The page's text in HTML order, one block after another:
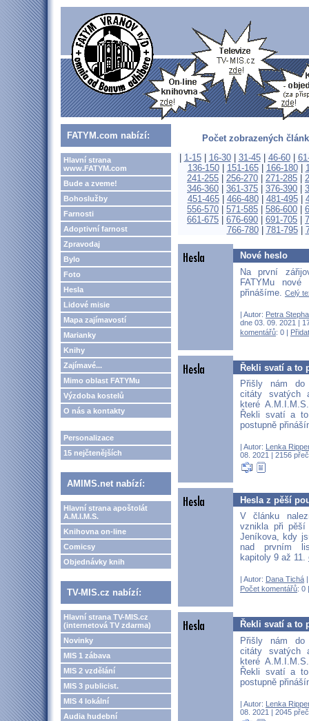
FATYM.com nabízí:
Hlavní strana
www.FATYM.com
Bude a zveme!
Bohoslužby
Farnosti
Adoptivní farnost
Zpravodaj
Bylo
Foto
Hesla
Lidové misie
Mapa zajímavostí
Marianky
Knihy
Zajímavé...
Mimo oblast FATYMu
Výzdoba kostelů
O nás a kontakty
Personalizace
15 nejčtenějších
AMIMS.net nabízí:
Hlavní strana apoštolát
A.M.I.M.S.
Knihovna on-line
Comicsy
Objednávky knih
TV-MIS.cz nabízí:
Hlavní strana TV-MIS.cz
(internetová TV zdarma)
Novinky
MIS 1 zábava
MIS 2 vzdělání
MIS 3 publicist.
MIS 4 lokální
Audia hudební
Počet zobrazených
1-15| 16-30| 31-45| 46-60|
136-150| 151-165| 166-180|
241-255
256-270 271-285
346-360
361-375 376-390
451-465| 466-480| 481-495|
556-570
571-585 586-600
661-675
676-690 691-705
766-780| 781-795|
Nové heslo
Na první
FATYMu
přinášíme.
Celý
| Autor: Petra
dne 03. 09. 2021 |
komentářů: 0 |
Řekli svatí a to
Přišly nám do
citáty svatých
které
Řekli svatí a
postupně
| Autor: Lenka
08. 2021 | 2156
Hesla z pěší
V článku
vznikla při
Jeníkova, kdy
nad prvním
kapitoly 9 až 11.
| Autor: Dana Tichá
Počet komentářů: 0
Řekli svatí a to
Přišly nám do
citáty svatých
které
Řekli svatí a
postupně
| Autor: Lenka
08. 2021 | 2045